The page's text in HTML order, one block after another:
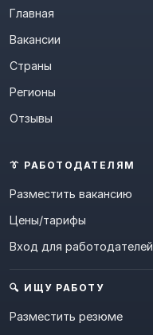
Главная
Вакансии
Страны
Регионы
Отзывы
👔 РАБОТОДАТЕЛЯМ
Разместить вакансию
Цены/тарифы
Вход для работодателей
🔍 ИЩУ РАБОТУ
Разместить резюме